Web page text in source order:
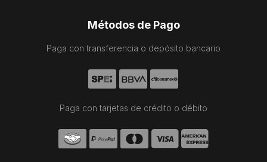
Métodos de Pago
Paga con transferencia o depósito bancario
Paga con tarjetas de crédito o débito